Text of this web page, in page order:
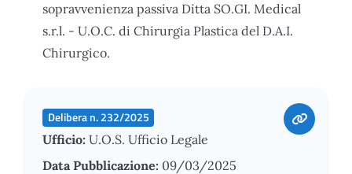
sopravvenienza passiva Ditta SO.GI. Medical
s.r.l. - U.O.C. di Chirurgia Plastica del D.A.I.
Chirurgico.
Delibera n. 232/2025
Ufficio: U.O.S. Ufficio Legale
Data Pubblicazione: 09/03/2025